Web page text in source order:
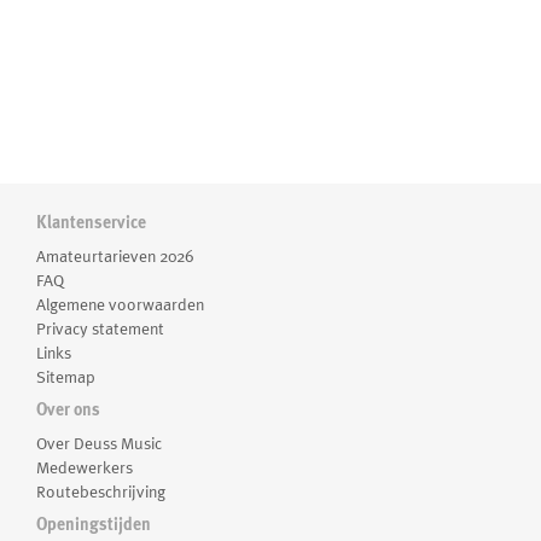
Klantenservice
Amateurtarieven 2026
FAQ
Algemene voorwaarden
Privacy statement
Links
Sitemap
Over ons
Over Deuss Music
Medewerkers
Routebeschrijving
Openingstijden